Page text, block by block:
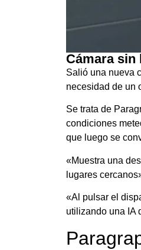
Cámara sin
Salió una nueva
necesidad de un
Se trata de
condiciones
que luego se
«Muestra una
lugares
«Al pulsar el
utilizando una IA